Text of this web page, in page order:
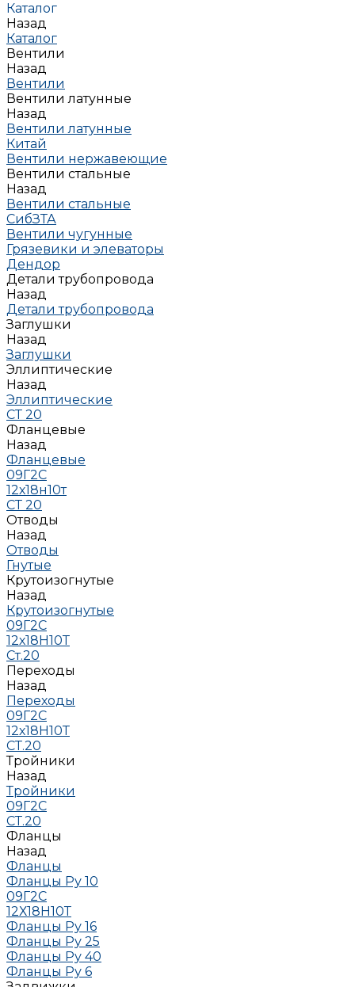
Каталог
Назад
Каталог
Вентили
Назад
Вентили
Вентили латунные
Назад
Вентили латунные
Китай
Вентили нержавеющие
Вентили стальные
Назад
Вентили стальные
СибЗТА
Вентили чугунные
Грязевики и элеваторы
Дендор
Детали трубопровода
Назад
Детали трубопровода
Заглушки
Назад
Заглушки
Эллиптические
Назад
Эллиптические
СТ 20
Фланцевые
Назад
Фланцевые
09Г2С
12х18н10т
СТ 20
Отводы
Назад
Отводы
Гнутые
Крутоизогнутые
Назад
Крутоизогнутые
09Г2С
12х18Н10Т
Ст.20
Переходы
Назад
Переходы
09Г2С
12х18Н10Т
СТ.20
Тройники
Назад
Тройники
09Г2С
СТ.20
Фланцы
Назад
Фланцы
Фланцы Ру 10
09Г2С
12Х18Н10Т
Фланцы Ру 16
Фланцы Ру 25
Фланцы Ру 40
Фланцы Ру 6